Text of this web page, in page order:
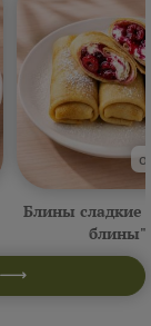
Блины сладкие
блины"